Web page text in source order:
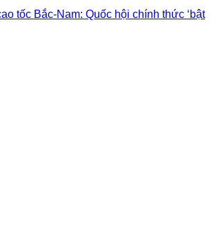
tốc Bắc-Nam: Quốc hội chính thức ‘bật